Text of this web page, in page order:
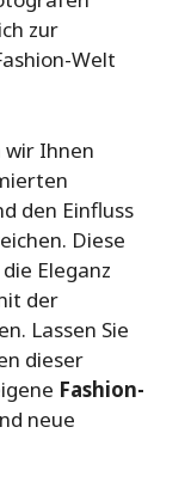
zur
Welt
Ihnen
den Einfluss
Diese
Eleganz
der
Lassen Sie
dieser
Fashion-
neue